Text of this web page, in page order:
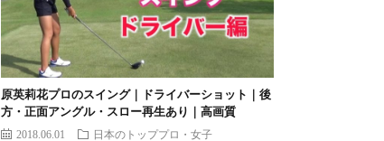
原英莉花プロのスイング｜ドライバーショット｜後
方・正面アングル・スロー再生あり｜高画質
2018.06.01 日本のトッププロ・女子